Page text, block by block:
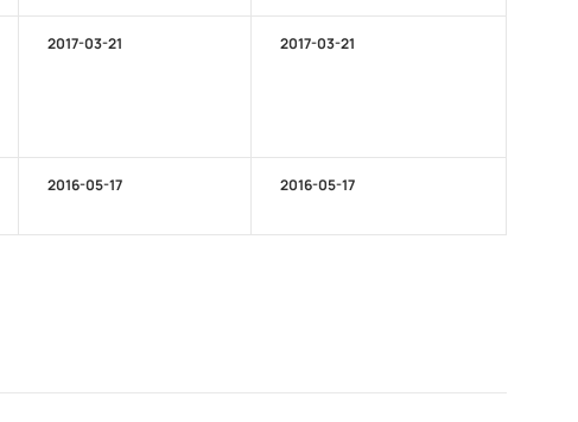
2017-03-21 2017-03-21
2016-05-17 2016-05-17